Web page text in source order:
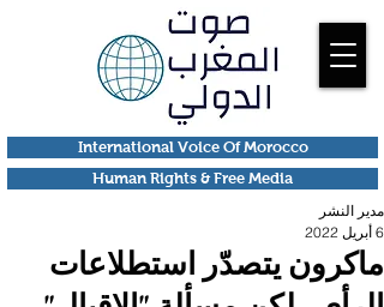
Human Rights & Free Media
International Voice Of Morocco
ماكرون يتصدّر استطلاعات
مدير النشر
6 أبريل 2022